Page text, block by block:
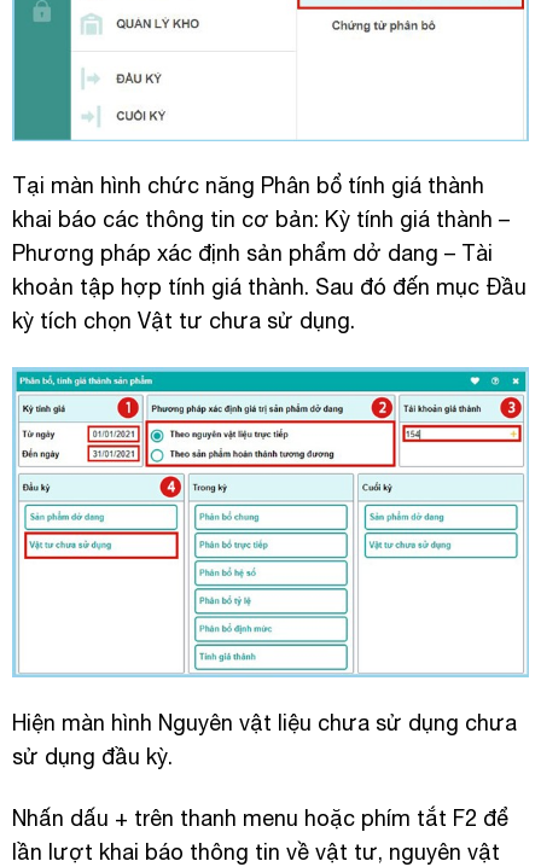
Tại màn hình chức năng Phân bổ tính giá thành
khai báo các thông tin cơ bản: Kỳ tính giá thành –
Phương pháp xác định sản phẩm dở dang – Tài
khoản tập hợp tính giá thành. Sau đó đến mục Đầu
kỳ tích chọn Vật tư chưa sử dụng.
Hiện màn hình Nguyên vật liệu chưa sử dụng chưa
sử dụng đầu kỳ.
Nhấn dấu + trên thanh menu hoặc phím tắt F2 để
lần lượt khai báo thông tin về vật tư, nguyên vật